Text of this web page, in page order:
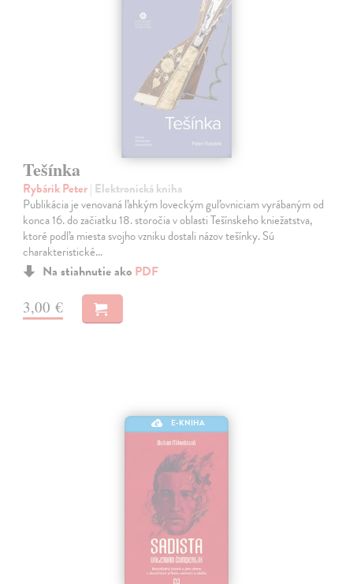
Tešínka
Rybárik Peter| Elektronická kniha
Publikácia je venovaná ľahkým loveckým guľovniciam vyrábaným od
konca 16. do začiatku 18. storočia v oblasti Tešínskeho kniežatstva,
ktoré podľa miesta svojho vzniku dostali názov tešínky. Sú
charakteristické…
Na stiahnutie ako PDF
3,00 €
E-KNIHA